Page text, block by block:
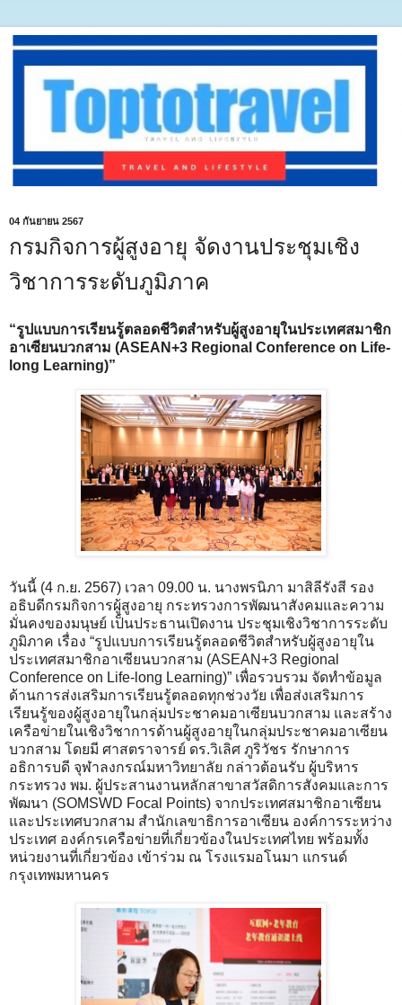
04 กันยายน 2567
กรมกิจการผู้สูงอายุ จัดงานประชุมเชิง
วิชาการระดับภูมิภาค
“รูปแบบการเรียนรู้ตลอดชีวิตสำหรับผู้สูงอายุในประเทศสมาชิก
อาเซียนบวกสาม (ASEAN+3 Regional Conference on Life-
long Learning)”
วันนี้ (4 ก.ย. 2567) เวลา 09.00 น. นางพรนิภา มาสิลีรังสี รอง
อธิบดีกรมกิจการผู้สูงอายุ กระทรวงการพัฒนาสังคมและความ
มั่นคงของมนุษย์ เป็นประธานเปิดงาน ประชุมเชิงวิชาการระดับ
ภูมิภาค เรื่อง “รูปแบบการเรียนรู้ตลอดชีวิตสำหรับผู้สูงอายุใน
ประเทศสมาชิกอาเซียนบวกสาม (ASEAN+3 Regional
Conference on Life-long Learning)” เพื่อรวบรวม จัดทำข้อมูล
ด้านการส่งเสริมการเรียนรู้ตลอดทุกช่วงวัย เพื่อส่งเสริมการ
เรียนรู้ของผู้สูงอายุในกลุ่มประชาคมอาเซียนบวกสาม และสร้าง
เครือข่ายในเชิงวิชาการด้านผู้สูงอายุในกลุ่มประชาคมอาเซียน
บวกสาม โดยมี ศาสตราจารย์ ดร.วิเลิศ ภูริวัชร รักษาการ
อธิการบดี จุฬาลงกรณ์มหาวิทยาลัย กล่าวต้อนรับ ผู้บริหาร
กระทรวง พม. ผู้ประสานงานหลักสาขาสวัสดิการสังคมและการ
พัฒนา (SOMSWD Focal Points) จากประเทศสมาชิกอาเซียน
และประเทศบวกสาม สำนักเลขาธิการอาเซียน องค์การระหว่าง
ประเทศ องค์กรเครือข่ายที่เกี่ยวข้องในประเทศไทย พร้อมทั้ง
หน่วยงานที่เกี่ยวข้อง เข้าร่วม ณ โรงแรมอโนมา แกรนด์
กรุงเทพมหานคร